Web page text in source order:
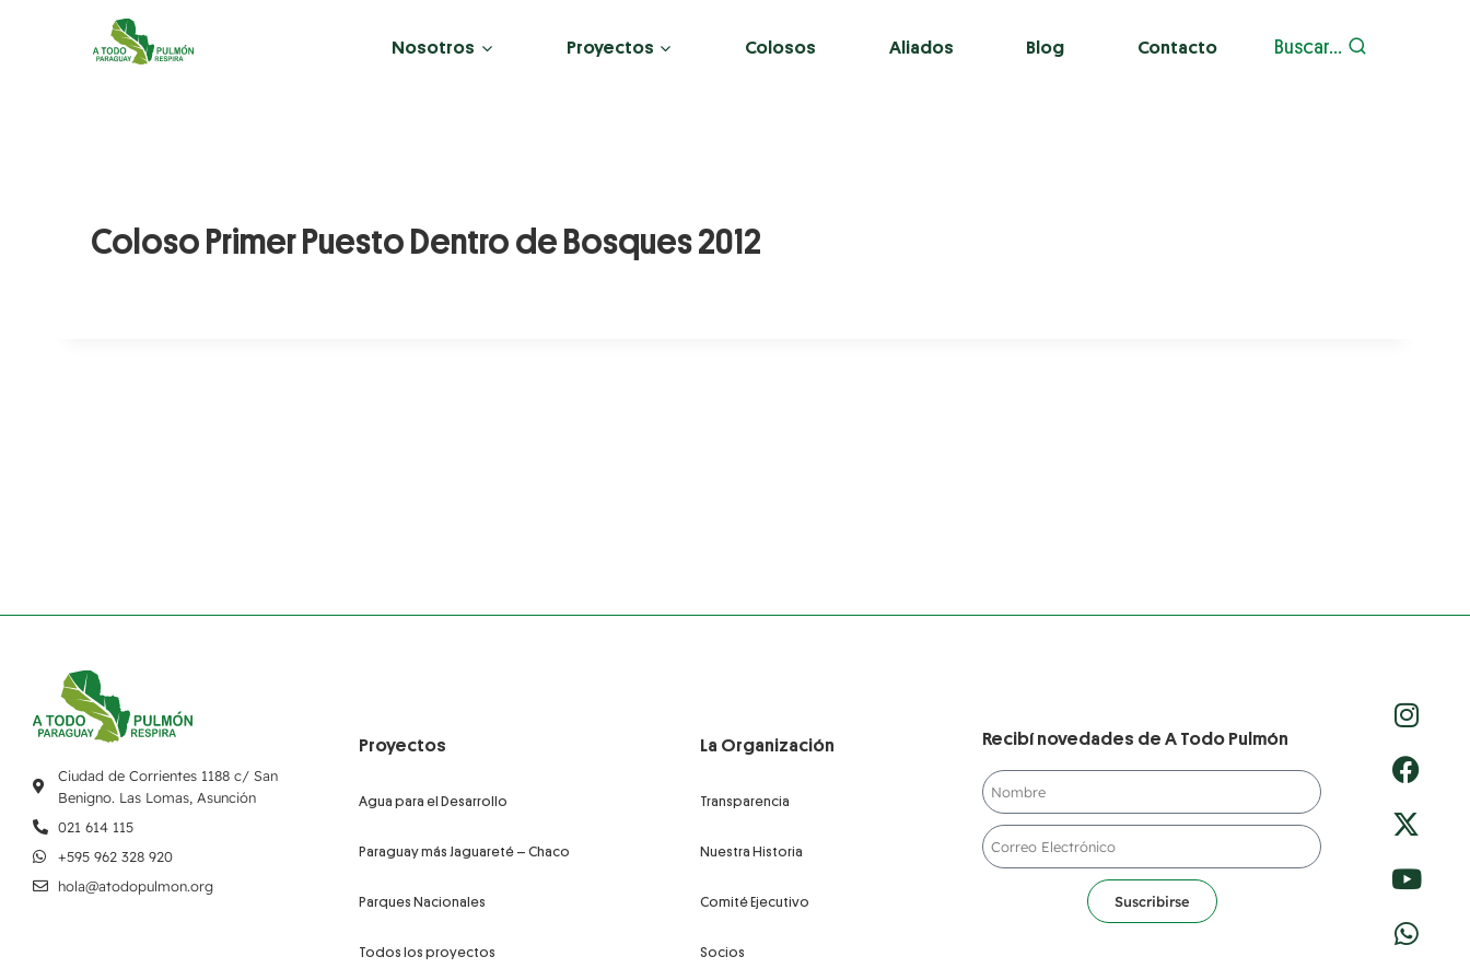
Nosotros Proyectos Colosos Aliados Blog Contacto Buscar...
Coloso Primer Puesto Dentro de Bosques 2012
Ciudad de Corrientes 1188 c/ San
Benigno. Las Lomas, Asunción
021 614 115
+595 962 328 920
hola@atodopulmon.org
Proyectos
Agua para el Desarrollo
Paraguay más Jaguareté – Chaco
Parques Nacionales
Todos los proyectos
La Organización
Transparencia
Nuestra Historia
Comité Ejecutivo
Socios
Recibí novedades de A Todo Pulmón
Suscribirse